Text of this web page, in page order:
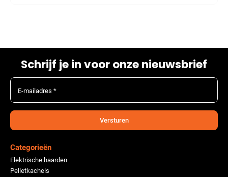
Schrijf je in voor onze nieuwsbrief
E-mailadres *
Versturen
Categorieën
Elektrische haarden
Pelletkachels